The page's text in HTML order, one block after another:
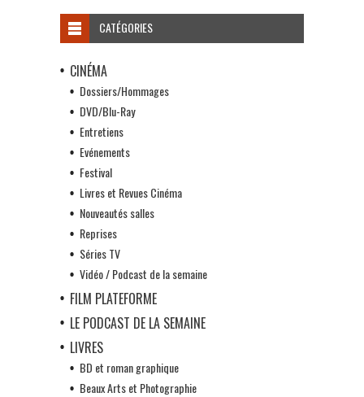
CATÉGORIES
CINÉMA
Dossiers/Hommages
DVD/Blu-Ray
Entretiens
Evénements
Festival
Livres et Revues Cinéma
Nouveautés salles
Reprises
Séries TV
Vidéo / Podcast de la semaine
FILM PLATEFORME
LE PODCAST DE LA SEMAINE
LIVRES
BD et roman graphique
Beaux Arts et Photographie